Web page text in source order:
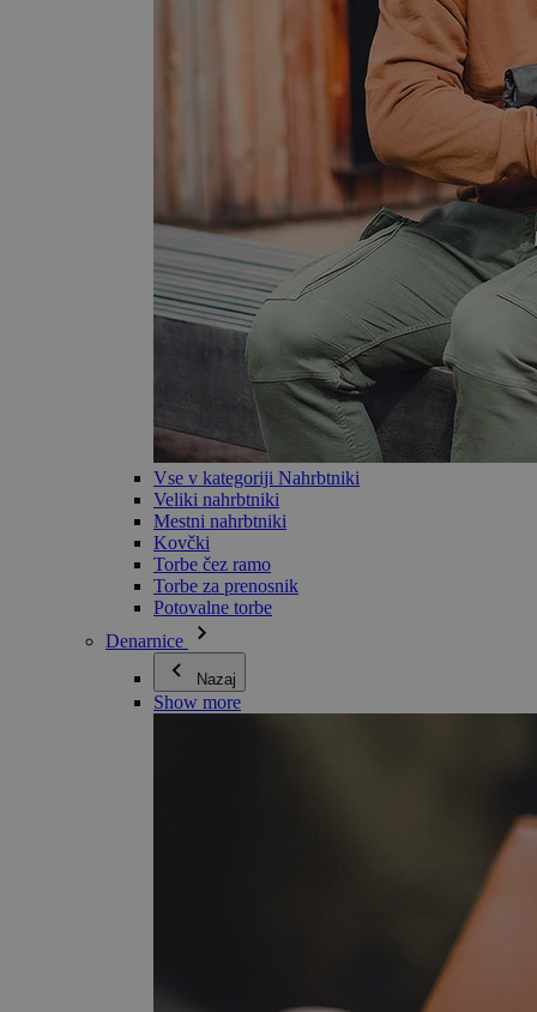
Vse v kategoriji Nahrbtniki
Veliki nahrbtniki
Mestni nahrbtniki
Kovčki
Torbe čez ramo
Torbe za prenosnik
Potovalne torbe
Denarnice
Nazaj
Show more